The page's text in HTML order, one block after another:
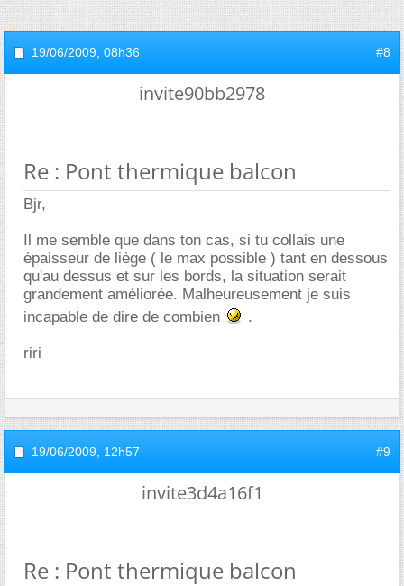
19/06/2009, 08h36 #8
invite90bb2978
Re : Pont thermique balcon
Bjr,
Il me semble que dans ton cas, si tu collais une
épaisseur de liège ( le max possible ) tant en dessous
qu'au dessus et sur les bords, la situation serait
grandement améliorée. Malheureusement je suis
incapable de dire de combien
.
riri
19/06/2009, 12h57 #9
invite3d4a16f1
Re : Pont thermique balcon